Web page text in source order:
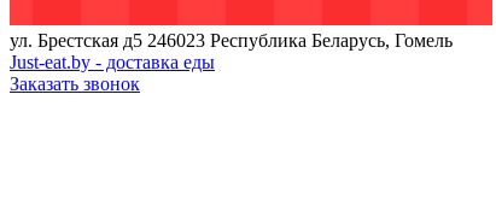
ул. Брестская д5 246023 Республика Беларусь, Гомель
Just-eat.by - доставка еды
Заказать звонок